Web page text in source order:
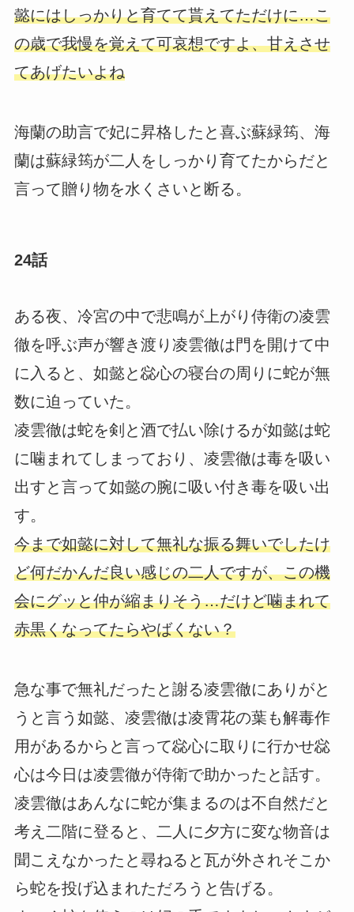
懿にはしっかりと育てて貰えてただけに…こ
の歳で我慢を覚えて可哀想ですよ、甘えさせ
てあげたいよね
海蘭の助言で妃に昇格したと喜ぶ蘇緑筠、海
蘭は蘇緑筠が二人をしっかり育てたからだと
言って贈り物を水くさいと断る。
24話
ある夜、冷宮の中で悲鳴が上がり侍衛の凌雲
徹を呼ぶ声が響き渡り凌雲徹は門を開けて中
に入ると、如懿と惢心の寝台の周りに蛇が無
数に迫っていた。
凌雲徹は蛇を剣と酒で払い除けるが如懿は蛇
に噛まれてしまっており、凌雲徹は毒を吸い
出すと言って如懿の腕に吸い付き毒を吸い出
す。
今まで如懿に対して無礼な振る舞いでしたけ
ど何だかんだ良い感じの二人ですが、この機
会にグッと仲が縮まりそう…だけど噛まれて
赤黒くなってたらやばくない？
急な事で無礼だったと謝る凌雲徹にありがと
うと言う如懿、凌雲徹は凌霄花の葉も解毒作
用があるからと言って惢心に取りに行かせ惢
心は今日は凌雲徹が侍衛で助かったと話す。
凌雲徹はあんなに蛇が集まるのは不自然だと
考え二階に登ると、二人に夕方に変な物音は
聞こえなかったと尋ねると瓦が外されそこか
ら蛇を投げ込まれただろうと告げる。